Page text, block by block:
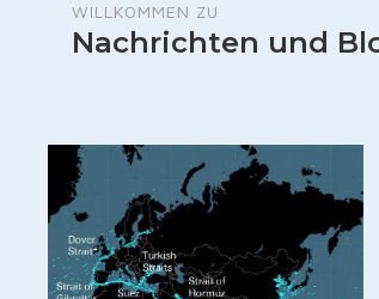
WILLKOMMEN ZU
Nachrichten und